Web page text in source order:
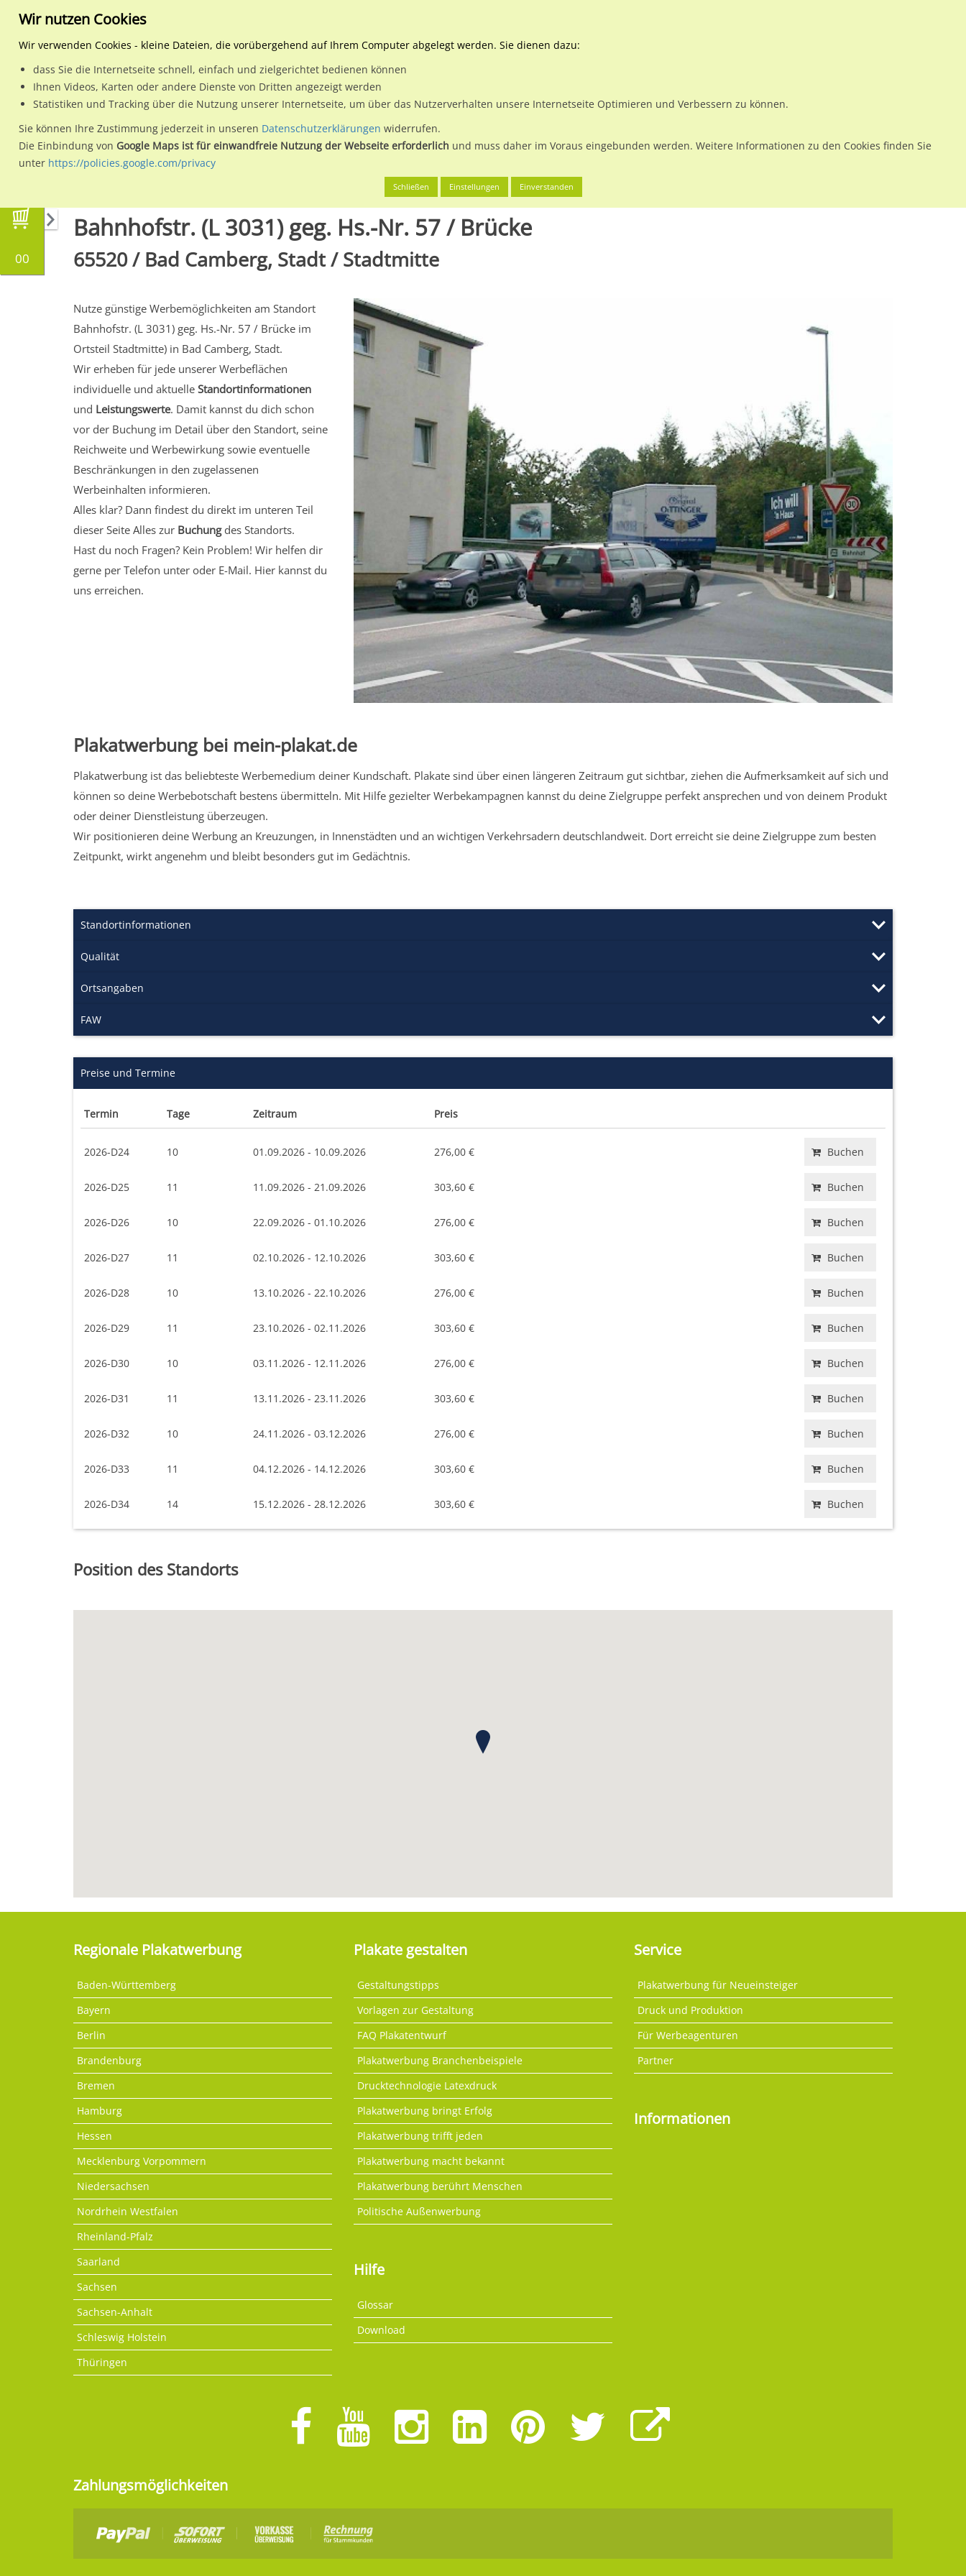
Planen & Buchen Plakatwerbung
Wähle den Werbestandort:
00
Bahnhofstr. (L 3031) geg. Hs.-Nr. 57 / Brücke
Bahnhofstr. (L 3031) geg. Hs.-Nr. 57 / Brücke
65520 / Bad Camberg, Stadt / Stadtmitte
Nutze günstige Werbemöglichkeiten am Standort
Bahnhofstr. (L 3031) geg. Hs.-Nr. 57 / Brücke im
Ortsteil Stadtmitte) in Bad Camberg, Stadt.
Wir erheben für jede unserer Werbeflächen
individuelle und aktuelle Standortinformationen
und Leistungswerte. Damit kannst du dich schon
vor der Buchung im Detail über den Standort, seine
Reichweite und Werbewirkung sowie eventuelle
Beschränkungen in den zugelassenen
Werbeinhalten informieren.
Alles klar? Dann findest du direkt im unteren Teil
dieser Seite Alles zur Buchungdes Standorts.
Hast du noch Fragen? Kein Problem! Wir helfen dir
gerne per Telefon unter oder E-Mail. Hier kannst du
uns erreichen.
Plakatwerbung bei mein-plakat.de
Plakatwerbung ist das beliebteste Werbemedium deiner Kundschaft. Plakate sind über einen längeren Zeitraum gut sichtbar, ziehen die Aufmerksamkeit auf sich und
können so deine Werbebotschaft bestens übermitteln. Mit Hilfe gezielter Werbekampagnen kannst du deine Zielgruppe perfekt ansprechen und von deinem Produkt
oder deiner Dienstleistung überzeugen.
Wir positionieren deine Werbung an Kreuzungen, in Innenstädten und an wichtigen Verkehrsadern deutschlandweit. Dort erreicht sie deine Zielgruppe zum besten
Zeitpunkt, wirkt angenehm und bleibt besonders gut im Gedächtnis.
Standortinformationen
Qualität
Ortsangaben
FAW
Preise und Termine
Termin Tage Zeitraum Preis
2026-D24 10 01.09.2026 - 10.09.2026 276,00 € Buchen
2026-D25 11 11.09.2026 - 21.09.2026 303,60 € Buchen
2026-D26 10 22.09.2026 - 01.10.2026 276,00 € Buchen
2026-D27 11 02.10.2026 - 12.10.2026 303,60 € Buchen
2026-D28 10 13.10.2026 - 22.10.2026 276,00 € Buchen
2026-D29 11 23.10.2026 - 02.11.2026 303,60 € Buchen
2026-D30 10 03.11.2026 - 12.11.2026 276,00 € Buchen
2026-D31 11 13.11.2026 - 23.11.2026 303,60 € Buchen
2026-D32 10 24.11.2026 - 03.12.2026 276,00 € Buchen
2026-D33 11 04.12.2026 - 14.12.2026 303,60 € Buchen
2026-D34 14 15.12.2026 - 28.12.2026 303,60 € Buchen
Position des Standorts
Regionale Plakatwerbung
Baden-Württemberg
Bayern
Berlin
Brandenburg
Bremen
Hamburg
Hessen
Mecklenburg Vorpommern
Niedersachsen
Nordrhein Westfalen
Rheinland-Pfalz
Saarland
Sachsen
Sachsen-Anhalt
Schleswig Holstein
Thüringen
Plakate gestalten
Gestaltungstipps
Vorlagen zur Gestaltung
FAQ Plakatentwurf
Plakatwerbung Branchenbeispiele
Drucktechnologie Latexdruck
Plakatwerbung bringt Erfolg
Plakatwerbung trifft jeden
Plakatwerbung macht bekannt
Plakatwerbung berührt Menschen
Politische Außenwerbung
Hilfe
Glossar
Download
Service
Plakatwerbung für Neueinsteiger
Druck und Produktion
Für Werbeagenturen
Partner
Informationen
Zahlungsmöglichkeiten
Wir nutzen Cookies
Wir verwenden Cookies - kleine Dateien, die vorübergehend auf Ihrem Computer abgelegt werden. Sie dienen dazu:
dass Sie die Internetseite schnell, einfach und zielgerichtet bedienen können
Ihnen Videos, Karten oder andere Dienste von Dritten angezeigt werden
Statistiken und Tracking über die Nutzung unserer Internetseite, um über das Nutzerverhalten unsere Internetseite Optimieren und Verbessern zu können.
Sie können Ihre Zustimmung jederzeit in unseren Datenschutzerklärungen widerrufen.
Die Einbindung von Google Maps ist für einwandfreie Nutzung der Webseite erforderlich und muss daher im Voraus eingebunden werden. Weitere Informationen zu den Cookies finden Sie
unter https://policies.google.com/privacy
Schließen Einstellungen Einverstanden